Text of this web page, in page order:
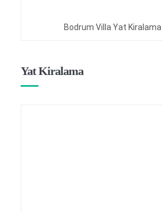
Bodrum Villa Yat Kiralama
Yat Kiralama